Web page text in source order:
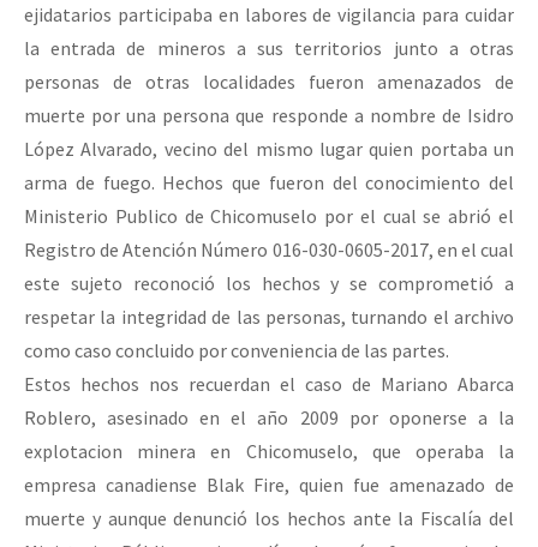
ejidatarios participaba en labores de vigilancia para cuidar
la entrada de mineros a sus territorios junto a otras
personas de otras localidades fueron amenazados de
muerte por una persona que responde a nombre de Isidro
López Alvarado, vecino del mismo lugar quien portaba un
arma de fuego. Hechos que fueron del conocimiento del
Ministerio Publico de Chicomuselo por el cual se abrió el
Registro de Atención Número 016-030-0605-2017, en el cual
este sujeto reconoció los hechos y se comprometió a
respetar la integridad de las personas, turnando el archivo
como caso concluido por conveniencia de las partes.
Estos hechos nos recuerdan el caso de Mariano Abarca
Roblero, asesinado en el año 2009 por oponerse a la
explotacion minera en Chicomuselo, que operaba la
empresa canadiense Blak Fire, quien fue amenazado de
muerte y aunque denunció los hechos ante la Fiscalía del